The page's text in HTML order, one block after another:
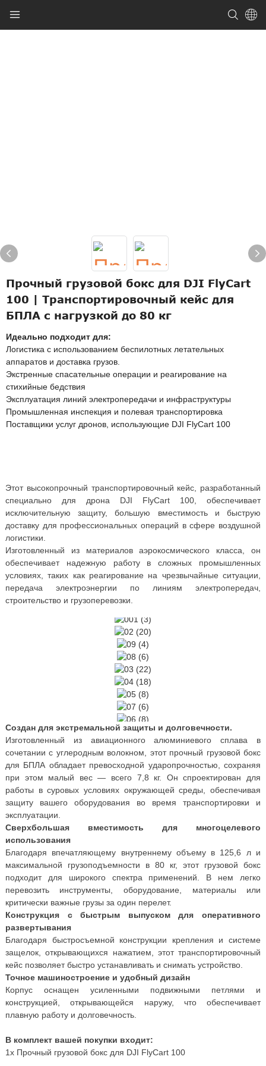
Прочный грузовой бокс для DJI FlyCart
100 | Транспортировочный кейс для
БПЛА с нагрузкой до 80 кг
Идеально подходит для:
Логистика с использованием беспилотных летательных
аппаратов и доставка грузов.
Экстренные спасательные операции и реагирование на
стихийные бедствия
Эксплуатация линий электропередачи и инфраструктуры
Промышленная инспекция и полевая транспортировка
Поставщики услуг дронов, использующие DJI FlyCart 100
Этот высокопрочный транспортировочный кейс, разработанный
специально для дрона DJI FlyCart 100, обеспечивает
исключительную защиту, большую вместимость и быструю
доставку для профессиональных операций в сфере воздушной
логистики.
Изготовленный из материалов аэрокосмического класса, он
обеспечивает надежную работу в сложных промышленных
условиях, таких как реагирование на чрезвычайные ситуации,
передача электроэнергии по линиям электропередач,
строительство и грузоперевозки.
Создан для экстремальной защиты и долговечности.
Изготовленный из авиационного алюминиевого сплава в
сочетании с углеродным волокном, этот прочный грузовой бокс
для БПЛА обладает превосходной ударопрочностью, сохраняя
при этом малый вес — всего 7,8 кг. Он спроектирован для
работы в суровых условиях окружающей среды, обеспечивая
защиту вашего оборудования во время транспортировки и
эксплуатации.
Сверхбольшая вместимость для многоцелевого
использования
Благодаря впечатляющему внутреннему объему в 125,6 л и
максимальной грузоподъемности в 80 кг, этот грузовой бокс
подходит для широкого спектра применений. В нем легко
перевозить инструменты, оборудование, материалы или
критически важные грузы за один перелет.
Конструкция с быстрым выпуском для оперативного
развертывания
Благодаря быстросъемной конструкции крепления и системе
защелок, открывающихся нажатием, этот транспортировочный
кейс позволяет быстро устанавливать и снимать устройство.
Точное машиностроение и удобный дизайн
Корпус оснащен усиленными подвижными петлями и
конструкцией, открывающейся наружу, что обеспечивает
плавную работу и долговечность.
В комплект вашей покупки входит:
1x Прочный грузовой бокс для DJI FlyCart 100